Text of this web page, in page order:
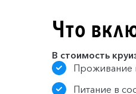
Что
В стоимость
Проживание
Питание в